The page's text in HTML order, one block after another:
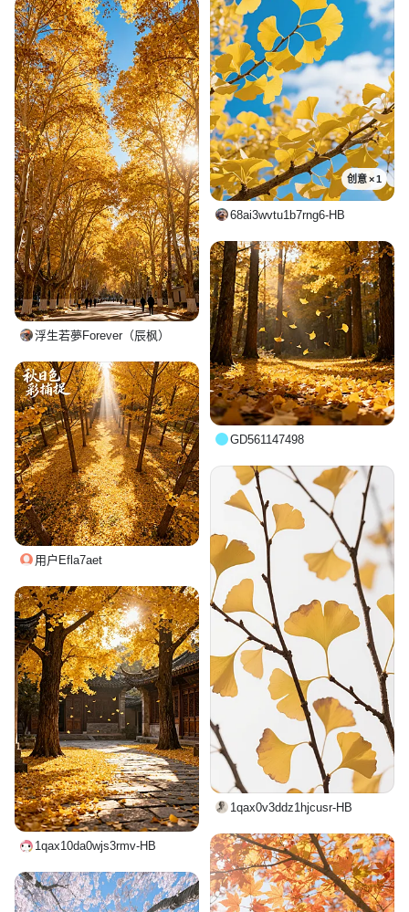
创意 × 1
68ai3wvtu1b7rng6-HB
浮生若夢Forever（辰枫）
GD561147498
用户Efla7aet
1qax0v3ddz1hjcusr-HB
1qax10da0wjs3rmv-HB